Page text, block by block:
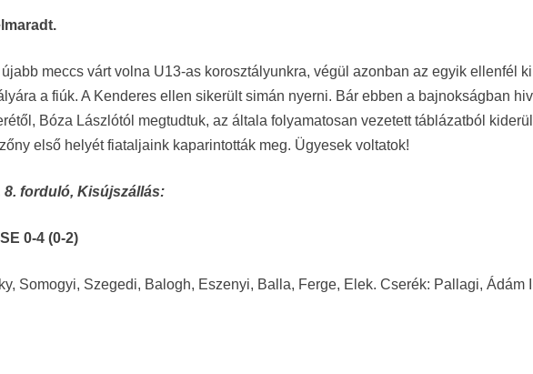
meccs várt volna U13-as korosztályunkra, végül azonban az egyik ellenfél
a fiúk. A Kenderes ellen sikerült simán nyerni. Bár ebben a bajnokságban
Bóza Lászlótól megtudtuk, az általa folyamatosan vezetett táblázatból
első helyét fiataljaink kaparintották meg. Ügyesek voltatok!
8. forduló, Kisújszállás:
0-4 (0-2)
Somogyi, Szegedi, Balogh, Eszenyi, Balla, Ferge, Elek. Cserék: Pallagi, Ádám